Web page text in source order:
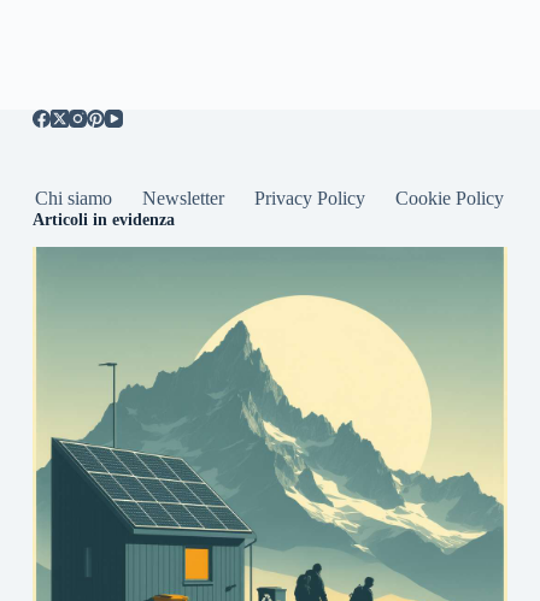
Chi siamo Newsletter Privacy Policy Cookie Policy
Articoli in evidenza